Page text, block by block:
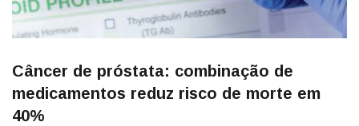
Câncer de próstata: combinação de
medicamentos reduz risco de morte em
40%